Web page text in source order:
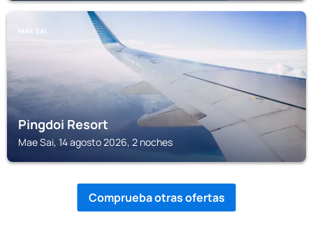
MAE SAI
Pingdoi Resort
Mae Sai, 14 agosto 2026, 2 noches
Comprueba otras ofertas